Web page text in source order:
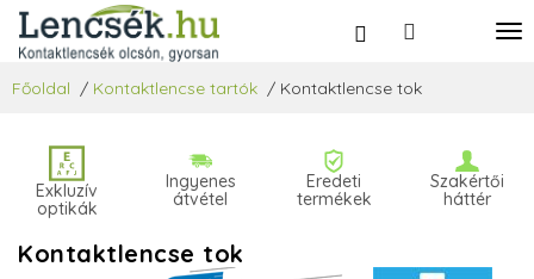
Főoldal / Kontaktlencse tartók / Kontaktlencse tok
Exkluzív
optikák
Ingyenes
átvétel
Eredeti
termékek
Szakértői
háttér
Kontaktlencse tok